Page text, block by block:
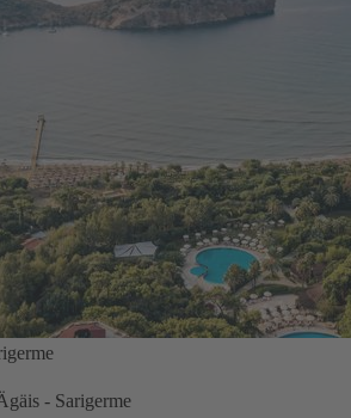
- Sarigerme